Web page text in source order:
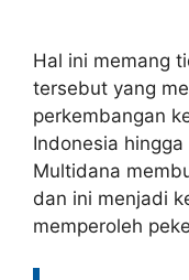
Hal ini memang
tersebut yang
perkembangan
Indonesia
Multidana
dan ini menjadi
memperoleh